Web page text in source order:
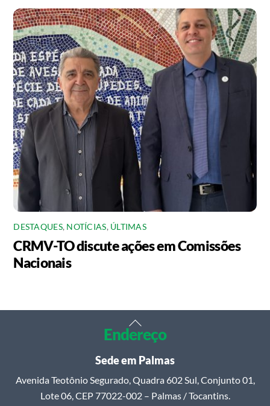
DESTAQUES, NOTÍCIAS, ÚLTIMAS
CRMV-TO discute ações em Comissões
Nacionais
Back
To
Top
Endereço
Sede em Palmas
Avenida Teotônio Segurado, Quadra 602 Sul, Conjunto 01,
Lote 06, CEP 77022-002 – Palmas / Tocantins.